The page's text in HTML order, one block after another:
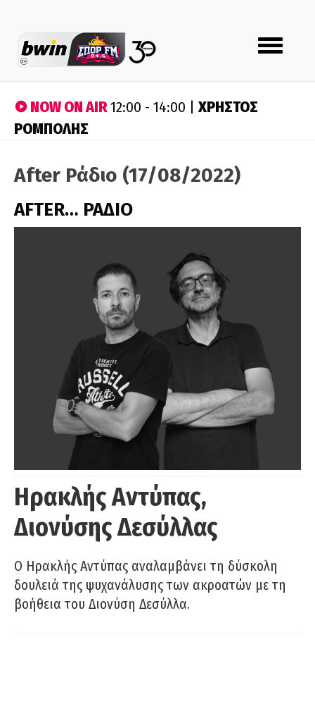
Toggle
navigation
NOW ON AIR12:00 - 14:00 | ΧΡΗΣΤΟΣ
ΡΟΜΠΟΛΗΣ
After Ράδιο (17/08/2022)
AFTER… ΡΑΔΙΟ
Ηρακλής Αντύπας,
Διονύσης Δεσύλλας
Ο Ηρακλής Αντύπας αναλαμβάνει τη δύσκολη
δουλειά της ψυχανάλυσης των ακροατών με τη
βοήθεια του Διονύση Δεσύλλα.